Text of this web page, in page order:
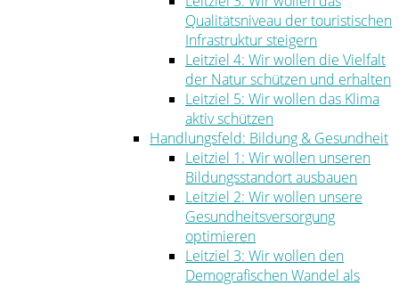
Qualitätsniveau der touristischen
Infrastruktur steigern
Leitziel 4: Wir wollen die Vielfalt
der Natur schützen und erhalten
Leitziel 5: Wir wollen das Klima
aktiv schützen
Handlungsfeld: Bildung & Gesundheit
Leitziel 1: Wir wollen unseren
Bildungsstandort ausbauen
Leitziel 2: Wir wollen unsere
Gesundheitsversorgung
optimieren
Leitziel 3: Wir wollen den
Demografischen Wandel als